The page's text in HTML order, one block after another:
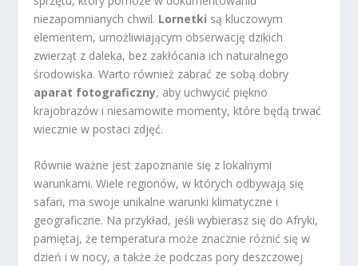
niezapomnianych chwil. Lornetki są kluczowym
elementem, umożliwiającym obserwację dzikich
zwierząt z daleka, bez zakłócania ich naturalnego
środowiska. Warto również zabrać ze sobą dobry
aparat fotograficzny, aby uchwycić piękno
krajobrazów i niesamowite momenty, które będą trwać
wiecznie w postaci zdjęć.
Równie ważne jest zapoznanie się z lokalnymi
warunkami. Wiele regionów, w których odbywają się
safari, ma swoje unikalne warunki klimatyczne i
geograficzne. Na przykład, jeśli wybierasz się do Afryki,
pamiętaj, że temperatura może znacznie różnić się w
dzień i w nocy, a także że podczas pory deszczowej